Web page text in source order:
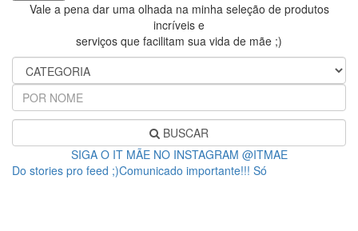
Vale a pena dar uma olhada na minha seleção de produtos
incríveis e
serviços que facilitam sua vida de mãe ;)
BUSCAR
SIGA O IT MÃE NO INSTAGRAM @ITMAE
Do stories pro feed ;)Comunicado importante!!! Só